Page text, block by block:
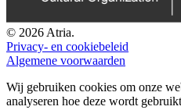
© 2026 Atria.
Privacy- en cookiebeleid
Algemene voorwaarden
Wij gebruiken cookies om onze
analyseren hoe deze wordt